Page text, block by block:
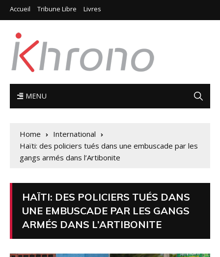
Accueil Tribune Libre Livres
MENU
Home
International
Haïti: des policiers tués dans une embuscade par les
gangs armés dans l’Artibonite
HAÏTI: DES POLICIERS TUÉS DANS
UNE EMBUSCADE PAR LES GANGS
ARMÉS DANS L’ARTIBONITE